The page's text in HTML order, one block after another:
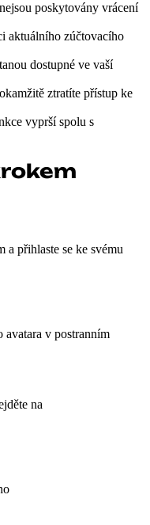
poskytovány vrácení
aktuálního zúčtovacího
dostupné ve vaší
ztratíte přístup ke
vyprší spolu s
a přihlaste se ke svému
v postranním
na